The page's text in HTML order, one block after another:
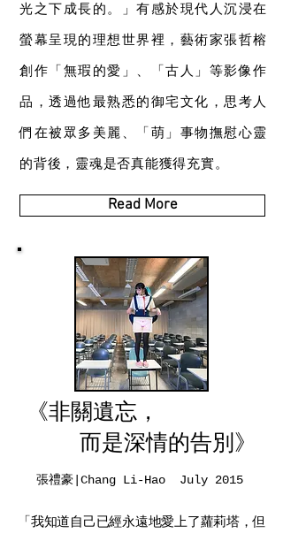
光之下成長的。」有感於現代人沉浸在
螢幕呈現的理想世界裡，藝術家張哲榕
創作「無瑕的愛」、「古人」等影像作
品，透過他最熟悉的御宅文化，思考人
們在被眾多美麗、「萌」事物撫慰心靈
的背後，靈魂是否真能獲得充實。
Read More
《非關遺忘，
而是深情的告別》
張禮豪|Chang Li-Hao July 2015
「我知道自己已經永遠地愛上了蘿莉塔，但